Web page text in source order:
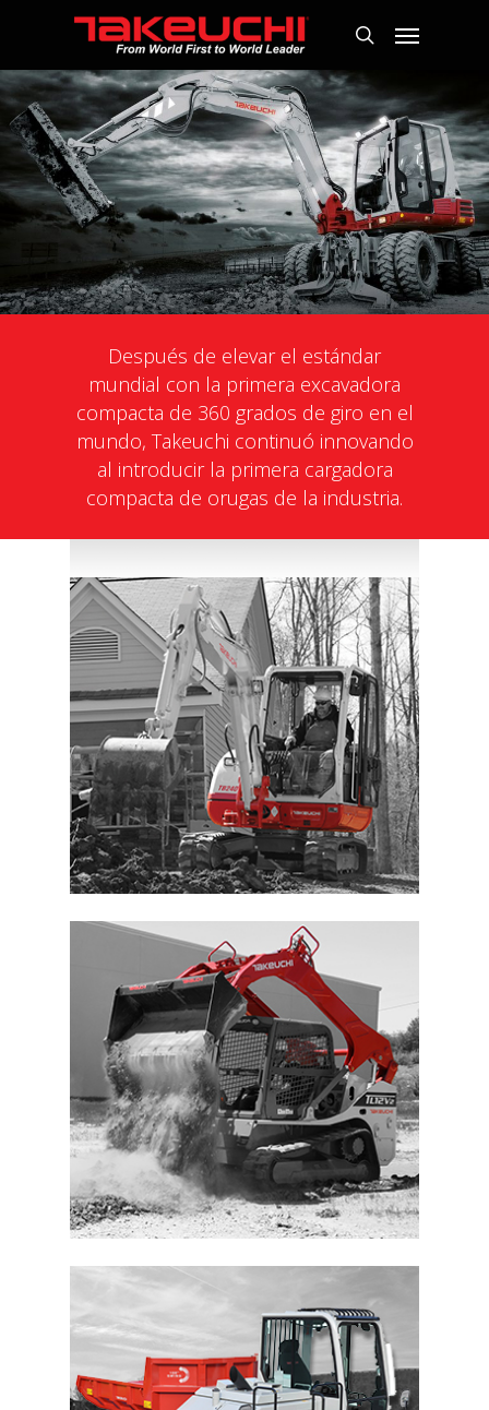
Después de elevar el estándar
mundial con la primera excavadora
compacta de 360 ​grados de giro en el
mundo, Takeuchi continuó innovando
al introducir la primera cargadora
compacta de orugas de la industria.